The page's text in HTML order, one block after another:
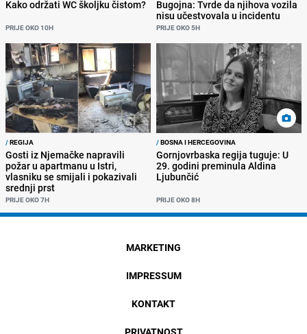
Kako održati WC školjku čistom?
PRIJE OKO 10H
Bugojna: Tvrde da njihova vozila
nisu učestvovala u incidentu
PRIJE OKO 5H
/REGIJA
Gosti iz Njemačke napravili
požar u apartmanu u Istri,
vlasniku se smijali i pokazivali
srednji prst
PRIJE OKO 7H
/BOSNA I HERCEGOVINA
Gornjovrbaska regija tuguje: U
29. godini preminula Aldina
Ljubunčić
PRIJE OKO 8H
MARKETING
IMPRESSUM
KONTAKT